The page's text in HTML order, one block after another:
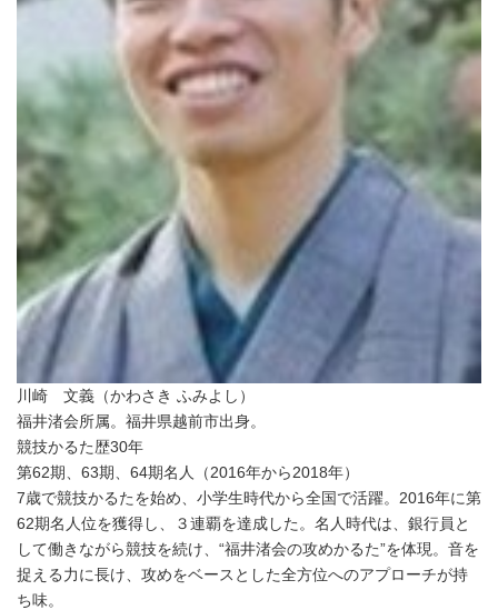
川崎 文義（かわさき ふみよし）
福井渚会所属。福井県越前市出身。
競技かるた歴30年
第62期、63期、64期名人（2016年から2018年）
7歳で競技かるたを始め、小学生時代から全国で活躍。2016年に第
62期名人位を獲得し、３連覇を達成した。名人時代は、銀行員と
して働きながら競技を続け、“福井渚会の攻めかるた”を体現。音を
捉える力に長け、攻めをベースとした全方位へのアプローチが持
ち味。